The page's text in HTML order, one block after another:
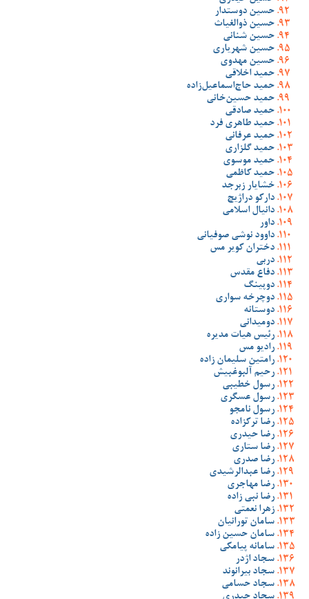
حسین دوستدار
حسین ذوالغیاث
حسین شنانی
حسین شهریاری
حسین مهدوی
حمید اخلاقی
حمید حاج‌اسماعیل‌زاده
حمید حسین‌خانی
حمید صادقی
حمید طاهری فرد
حمید عرفانی
حمید گلزاری
حمید موسوی
حمید کاظمی
خشایار زبرجد
دارکو دراژیچ
دانیال اسلامی
داور
داوود نوشی صوفیانی
دختران کویر مس
دربی
دفاع مقدس
دوپینگ
دوچرخه سواری
دوستانه
دومیدانی
رئیس هیات مدیره
رادیو مس
رامتین سلیمان زاده
رحیم آلبوغبیش
رسول خطیبی
رسول عسگری
رسول نامجو
رضا ترکزاده
رضا حیدری
رضا ستاری
رضا صدری
رضا عبدالرشیدی
رضا مهاجری
رضا نبی زاده
زهرا نعمتی
سامان تورانیان
سامان حسین زاده
سامانه پیامکی
سجاد اژدر
سجاد بیرانوند
سجاد حسامی